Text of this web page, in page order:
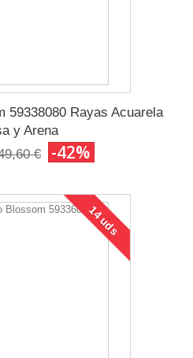
59338080 Rayas Acuarela
y Arena
€ -42%
14 uds